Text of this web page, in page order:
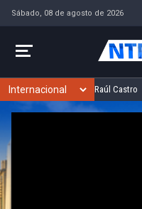
Sábado, 08 de agosto de 2026
Raúl Castro